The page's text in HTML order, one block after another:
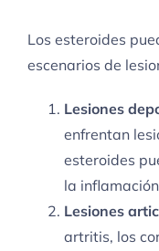
Los esteroides
escenarios de
Lesiones
enfrentan
esteroides
la
Lesiones
artritis, los